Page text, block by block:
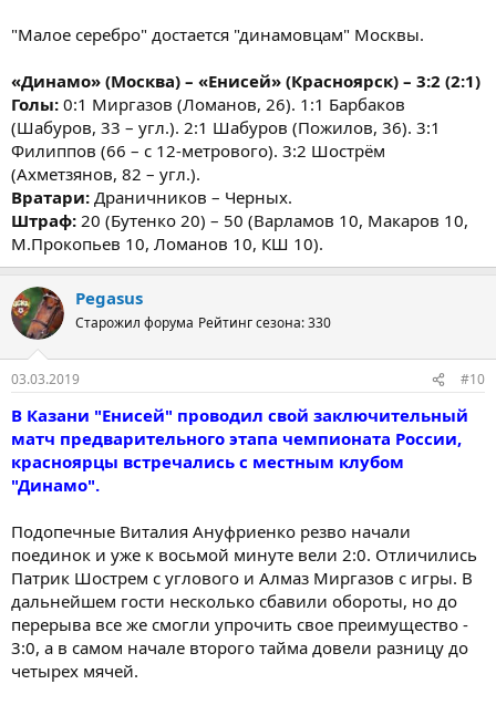
"Малое серебро" достается "динамовцам" Москвы.
«Динамо» (Москва) – «Енисей» (Красноярск) – 3:2 (2:1)
Голы: 0:1 Миргазов (Ломанов, 26). 1:1 Барбаков
(Шабуров, 33 – угл.). 2:1 Шабуров (Пожилов, 36). 3:1
Филиппов (66 – с 12-метрового). 3:2 Шострём
(Ахметзянов, 82 – угл.).
Вратари: Драничников – Черных.
Штраф: 20 (Бутенко 20) – 50 (Варламов 10, Макаров 10,
М.Прокопьев 10, Ломанов 10, КШ 10).
Pegasus
Старожил форума Рейтинг сезона: 330
03.03.2019 #10
В Казани "Енисей" проводил свой заключительный
матч предварительного этапа чемпионата России,
красноярцы встречались с местным клубом
"Динамо".
Подопечные Виталия Ануфриенко резво начали
поединок и уже к восьмой минуте вели 2:0. Отличились
Патрик Шострем с углового и Алмаз Миргазов с игры. В
дальнейшем гости несколько сбавили обороты, но до
перерыва все же смогли упрочить свое преимущество -
3:0, а в самом начале второго тайма довели разницу до
четырех мячей.